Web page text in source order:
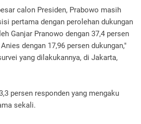
calon Presiden, Prabowo masih
pertama dengan perolehan dukungan
Ganjar Pranowo dengan 37,4 persen
dengan 17,96 persen dukungan,"
yang dilakukannya, di Jakarta,
persen responden yang mengaku
sekali.